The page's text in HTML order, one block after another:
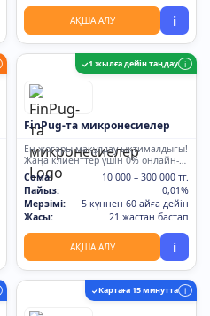
АҚША АЛУ i
✓1 жылға дейін таңдау i
FinPug-та микронесиелер
Ең жоғары мақұлдау ықтималдығы!
Жаңа клиенттер үшін 0% онлайн-
қарыз
Сома:
10 000 – 300 000 тг.
Пайыз:
0,01%
Мерзімі:
5 күннен 60 айға дейін
Жасы:
21 жастан бастап
АҚША АЛУ i
✓Картаға 15 минутта i